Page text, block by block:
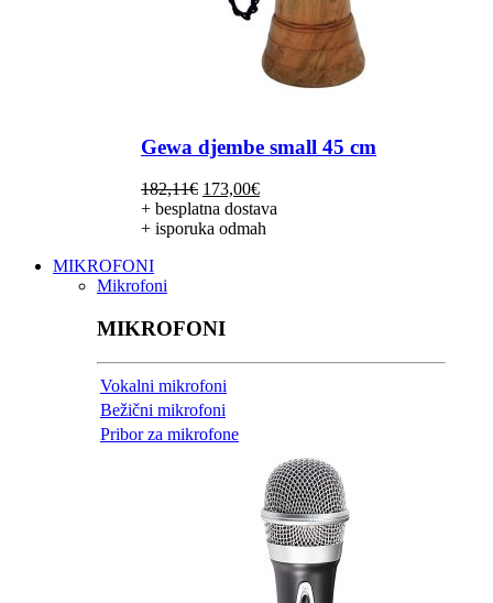
Gewa djembe small 45 cm
182,11€ Izvorna
cijena
bila
173,00€Trenutna
cijena
je:
+ besplatna dostava
+ isporuka odmah
MIKROFONI
Mikrofoni
MIKROFONI
Vokalni mikrofoni
Bežični mikrofoni
Pribor za mikrofone